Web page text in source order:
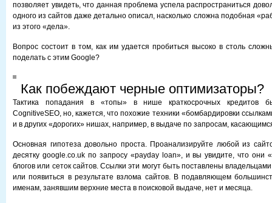
позволяет увидеть, что данная проблема успела распространиться
одного из сайтов даже детально описал, насколько сложна подобная
из этого «дела».
Вопрос состоит в том, как им удается пробиться высоко в столь
поделать с этим Google?
Как побеждают черные оптимизаторы?
Тактика попадания в «топы» в нише краткосрочных кредитов
CognitiveSEO, но, кажется, что похожие техники «бомбардировки
и в других «дорогих» нишах, например, в выдаче по запросам,
Основная гипотеза довольно проста. Проанализируйте любой из
десятку google.co.uk по запросу «payday loan», и вы увидите, что они
блогов или сеток сайтов. Ссылки эти могут быть поставлены
или появиться в результате взлома сайтов. В подавляющем
именам, занявшим верхние места в поисковой выдаче, нет и месяца.